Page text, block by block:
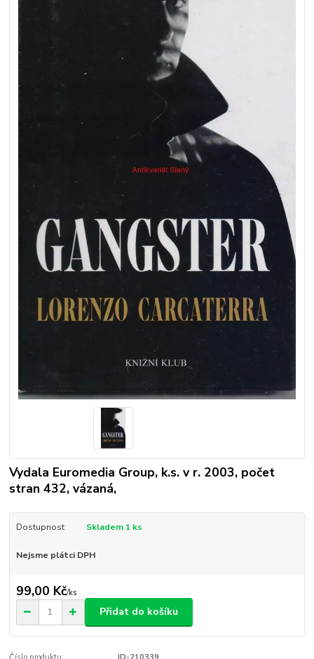
Vydala Euromedia Group, k.s. v r. 2003, počet
stran 432, vázaná,
Dostupnost Skladem 1 ks
Nejsme plátci DPH
99,00 Kč/ks
Přidat do košíku